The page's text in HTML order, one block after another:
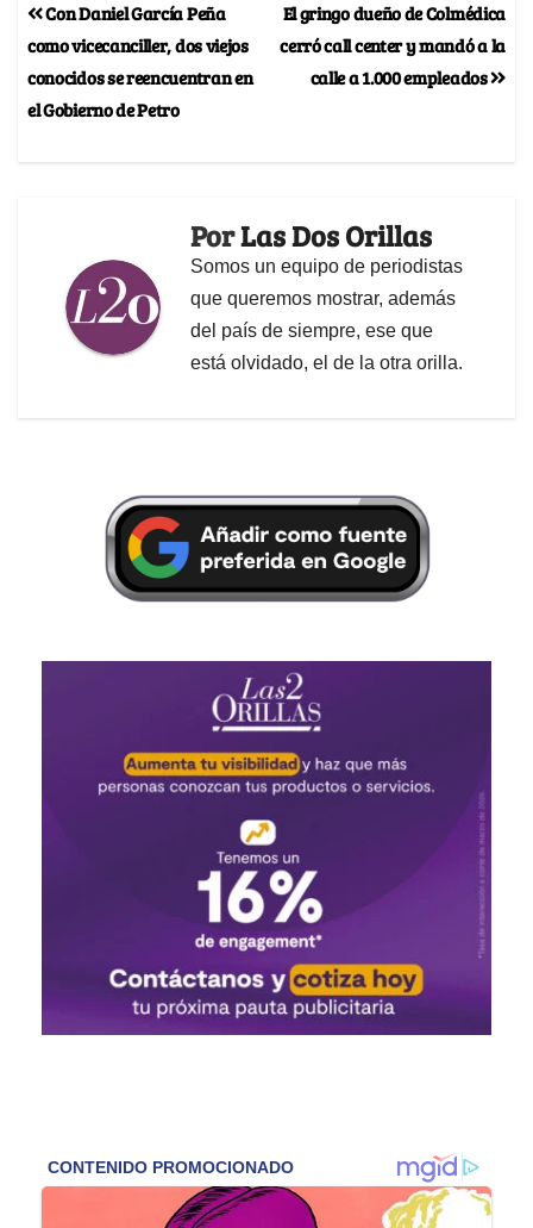
El gringo dueño de Colmédica
cerró call center y mandó a la
calle a 1.000 empleados
Con Daniel García Peña
como vicecanciller, dos viejos
conocidos se reencuentran en
el Gobierno de Petro
PorLas Dos Orillas
Somos un equipo de periodistas
que queremos mostrar, además
del país de siempre, ese que
está olvidado, el de la otra orilla.